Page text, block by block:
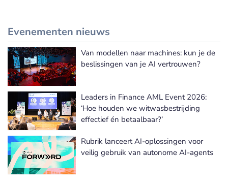
Evenementen nieuws
Meer Evenementen nieuws
Van modellen naar machines: kun je de
beslissingen van je AI vertrouwen?
Leaders in Finance AML Event 2026:
‘Hoe houden we witwasbestrijding
effectief én betaalbaar?’
Rubrik lanceert AI-oplossingen voor
veilig gebruik van autonome AI-agents